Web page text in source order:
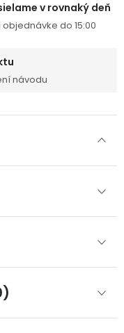
v rovnaký deň
objednávke do 15:00
návodu